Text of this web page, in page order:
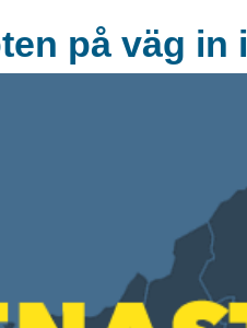
på väg in